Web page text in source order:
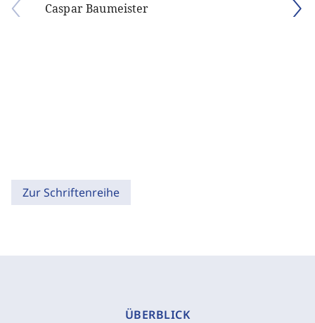
Caspar Baumeister
Zur Schriftenreihe
ÜBERBLICK